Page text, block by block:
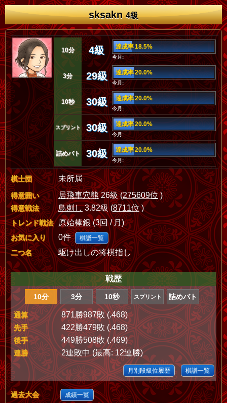
sksakn4級
10分 4級 達成率 18.5%
今月:
3分 29級 達成率 20.0%
今月:
10秒 30級 達成率 20.0%
今月:
スプリント 30級 達成率 20.0%
今月:
詰めバト 30級 達成率 20.0%
今月:
棋士団 未所属
得意囲い 居飛車穴熊26級 (275609位)
得意戦法 鳥刺し3.82級 (8711位)
トレンド戦法 原始棒銀(3回 / 月)
お気に入り 0件 棋譜一覧
二つ名 駆け出しの将棋指し
戦歴
10分 3分 10秒 スプリント 詰めバト
通算 871勝987敗 (.468)
先手 422勝479敗 (.468)
後手 449勝508敗 (.469)
連勝 2連敗中 (最高: 12連勝)
月別段級位履歴 棋譜一覧
過去大会 成績一覧